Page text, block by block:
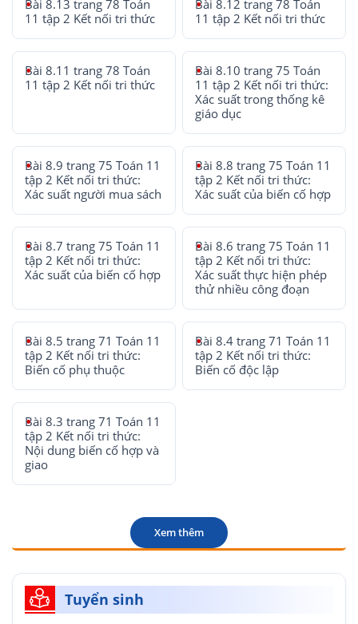
Bài 8.13 trang 78 Toán
11 tập 2 Kết nối tri thức
Bài 8.12 trang 78 Toán
11 tập 2 Kết nối tri thức
Bài 8.11 trang 78 Toán
11 tập 2 Kết nối tri thức
Bài 8.10 trang 75 Toán
11 tập 2 Kết nối tri thức:
Xác suất trong thống kê
giáo dục
Bài 8.9 trang 75 Toán 11
tập 2 Kết nối tri thức:
Xác suất người mua sách
Bài 8.8 trang 75 Toán 11
tập 2 Kết nối tri thức:
Xác suất của biến cố hợp
Bài 8.7 trang 75 Toán 11
tập 2 Kết nối tri thức:
Xác suất của biến cố hợp
Bài 8.6 trang 75 Toán 11
tập 2 Kết nối tri thức:
Xác suất thực hiện phép
thử nhiều công đoạn
Bài 8.5 trang 71 Toán 11
tập 2 Kết nối tri thức:
Biến cố phụ thuộc
Bài 8.4 trang 71 Toán 11
tập 2 Kết nối tri thức:
Biến cố độc lập
Bài 8.3 trang 71 Toán 11
tập 2 Kết nối tri thức:
Nội dung biến cố hợp và
giao
Xem thêm
Tuyển sinh